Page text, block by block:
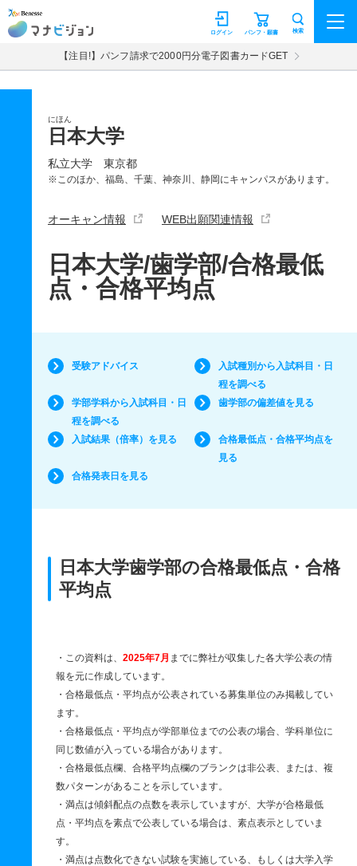
マナビジョン パンフ・願書
ログイン 検索
【注目!】パンフ請求で2000円分電子図書カードGET
にほん
日本大学
私立大学 東京都
※このほか、福島、千葉、神奈川、静岡にキャンパスがあります。
オーキャン情報 WEB出願関連情報
日本大学/歯学部/合格最低
点・合格平均点
受験アドバイス
入試種別から入試科目・日
程を調べる
学部学科から入試科目・日
程を調べる
歯学部の偏差値を見る
入試結果（倍率）を見る
合格最低点・合格平均点を
見る
合格発表日を見る
日本大学歯学部の合格最低点・合格
平均点
・この資料は、 2025年7月 までに弊社が収集した各大学公表の情
報を元に作成しています。
・合格最低点・平均点が公表されている募集単位のみ掲載してい
ます。
・合格最低点・平均点が学部単位までの公表の場合、学科単位に
同じ数値が入っている場合があります。
・合格最低点欄、合格平均点欄のブランクは非公表、または、複
数パターンがあることを示しています。
・満点は傾斜配点の点数を表示していますが、大学が合格最低
点・平均点を素点で公表している場合は、素点表示としていま
す。
・満点は点数化できない試験を実施している、もしくは大学入学